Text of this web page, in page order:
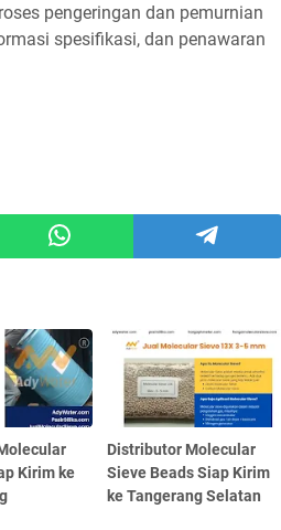
pengeringan dan pemurnian
spesifikasi, dan penawaran
Kirim ke
Distributor Molecular
Sieve Beads Siap Kirim
ke Tangerang Selatan